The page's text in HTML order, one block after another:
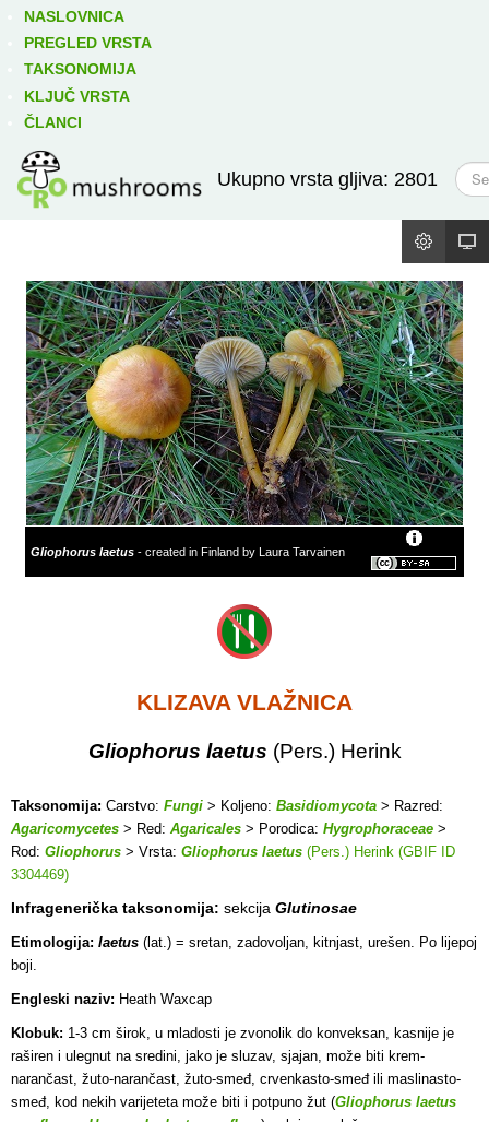
NASLOVNICA
PREGLED VRSTA
TAKSONOMIJA
KLJUČ VRSTA
ČLANCI
Ukupno vrsta gljiva: 2801
T
r
ž
Gliophorus laetus - created in Finland by Laura Tarvainen
KLIZAVA VLAŽNICA
Gliophorus laetus (Pers.) Herink
Taksonomija: Carstvo: Fungi > Koljeno: Basidiomycota > Razred:
Agaricomycetes > Red: Agaricales > Porodica: Hygrophoraceae >
Rod: Gliophorus > Vrsta: Gliophorus laetus (Pers.) Herink (GBIF ID
3304469)
Infragenerička taksonomija: sekcija Glutinosae
Etimologija: laetus (lat.) = sretan, zadovoljan, kitnjast, urešen. Po lijepoj
boji.
Engleski naziv: Heath Waxcap
Klobuk: 1-3 cm širok, u mladosti je zvonolik do konveksan, kasnije je
raširen i ulegnut na sredini, jako je sluzav, sjajan, može biti krem-
narančast, žuto-narančast, žuto-smeđ, crvenkasto-smeđ ili maslinasto-
smeđ, kod nekih varijeteta može biti i potpuno žut (Gliophorus laetus
Izravno podređene niže takse: